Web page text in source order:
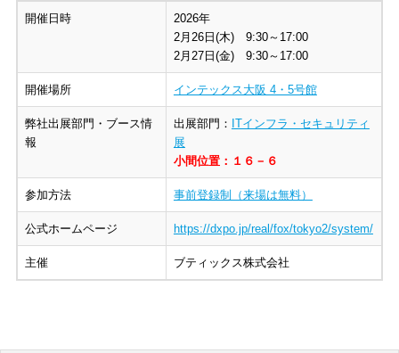
開催日時
2026年
2月26日(木) 9:30～17:00
2月27日(金) 9:30～17:00
開催場所 インテックス大阪 4・5号館
弊社出展部門・ブース情
報
出展部門： ITインフラ・セキュリティ
展
小間位置：１６－６
参加方法 事前登録制（来場は無料）
公式ホームページ https://dxpo.jp/real/fox/tokyo2/system/
主催 ブティックス株式会社